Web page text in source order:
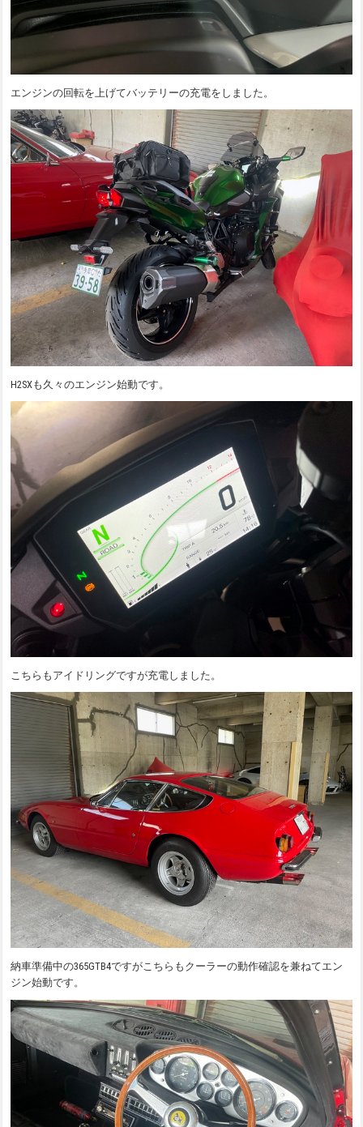
エンジンの回転を上げてバッテリーの充電をしました。
H2SXも久々のエンジン始動です。
こちらもアイドリングですが充電しました。
納車準備中の365GTB4ですがこちらもクーラーの動作確認を兼ねてエン
ジン始動です。